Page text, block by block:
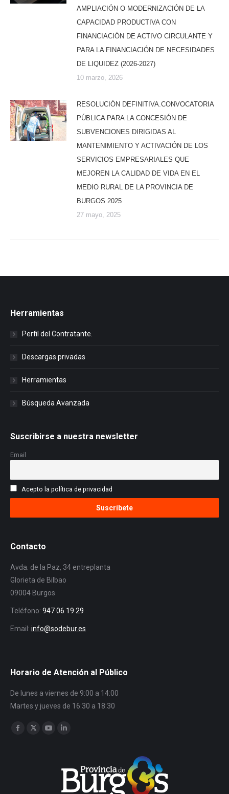
AMPLIACIÓN O MODERNIZACIÓN DE LA
CAPACIDAD PRODUCTIVA CON
FINANCIACIÓN DE ACTIVO CIRCULANTE Y
PARA LA FINANCIACIÓN DE NECESIDADES
DE LIQUIDEZ (2026-2027)
10 marzo, 2026
RESOLUCIÓN DEFINITIVA.CONVOCATORIA
PÚBLICA PARA LA CONCESIÓN DE
SUBVENCIONES DIRIGIDAS AL
MANTENIMIENTO Y ACTIVACIÓN DE LOS
SERVICIOS EMPRESARIALES QUE
MEJOREN LA CALIDAD DE VIDA EN EL
MEDIO RURAL DE LA PROVINCIA DE
BURGOS 2025
27 mayo, 2025
Herramientas
Perfil del Contratante.
Descargas privadas
Herramientas
Búsqueda Avanzada
Suscribirse a nuestra newsletter
Email
Acepto la política de privacidad
Contacto
Avda. de la Paz, 34 entreplanta
Glorieta de Bilbao
09004 Burgos
Teléfono: 947 06 19 29
Email: info@sodebur.es
Horario de Atención al Público
De lunes a viernes de 9:00 a 14:00
Martes y jueves de 16:30 a 18:30
Encuéntranos en:
Facebook